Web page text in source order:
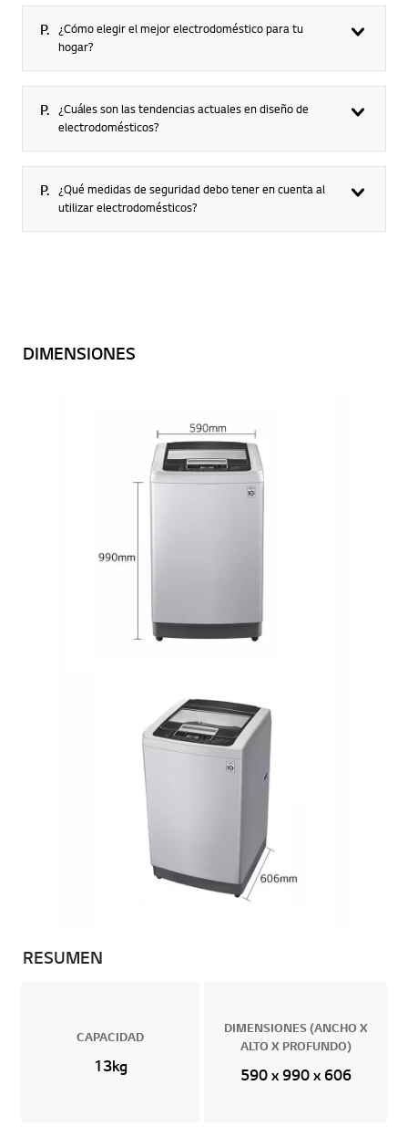
P.
¿Cómo elegir el mejor electrodoméstico para tu
hogar?​
P.
¿Cuáles son las tendencias actuales en diseño de
electrodomésticos?
P.
¿Qué medidas de seguridad debo tener en cuenta al
utilizar electrodomésticos?
DIMENSIONES
RESUMEN
CAPACIDAD
13kg
DIMENSIONES (ANCHO X
ALTO X PROFUNDO)
590 x 990 x 606